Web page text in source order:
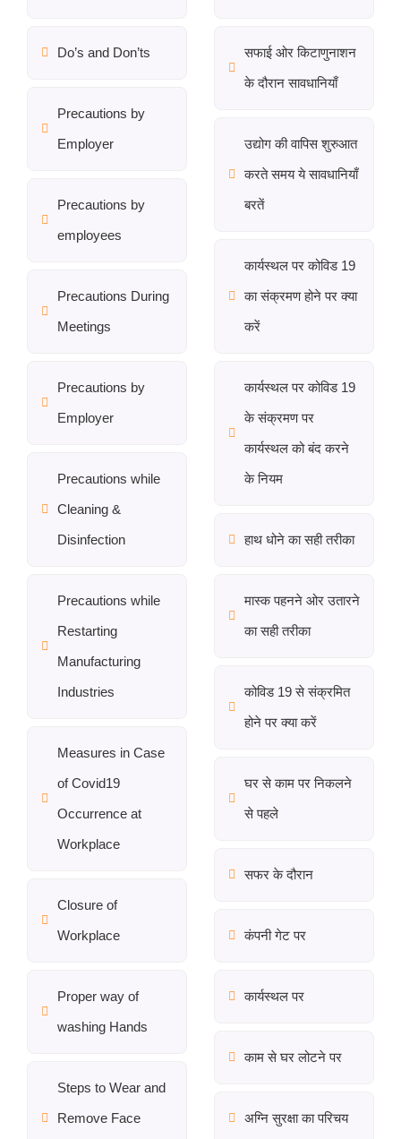
Do’s and Don’ts
Precautions by
Employer
Precautions by
employees
Precautions During
Meetings
Precautions by
Employer
Precautions while
Cleaning &
Disinfection
Precautions while
Restarting
Manufacturing
Industries
Measures in Case
of Covid19
Occurrence at
Workplace
Closure of
Workplace
Proper way of
washing Hands
Steps to Wear and
Remove Face
सफाई ओर किटाणुनाशन
के दौरान सावधानियाँ
उद्योग की वापिस शुरुआत
करते समय ये सावधानियाँ
बरतें
कार्यस्थल पर कोविड 19
का संक्रमण होने पर क्या
करें
कार्यस्थल पर कोविड 19
के संक्रमण पर
कार्यस्थल को बंद करने
के नियम
हाथ धोने का सही तरीका
मास्क पहनने ओर उतारने
का सही तरीका
कोविड 19 से संक्रमित
होने पर क्या करें
घर से काम पर निकलने
से पहले
सफर के दौरान
कंपनी गेट पर
कार्यस्थल पर
काम से घर लोटने पर
अग्नि सुरक्षा का परिचय